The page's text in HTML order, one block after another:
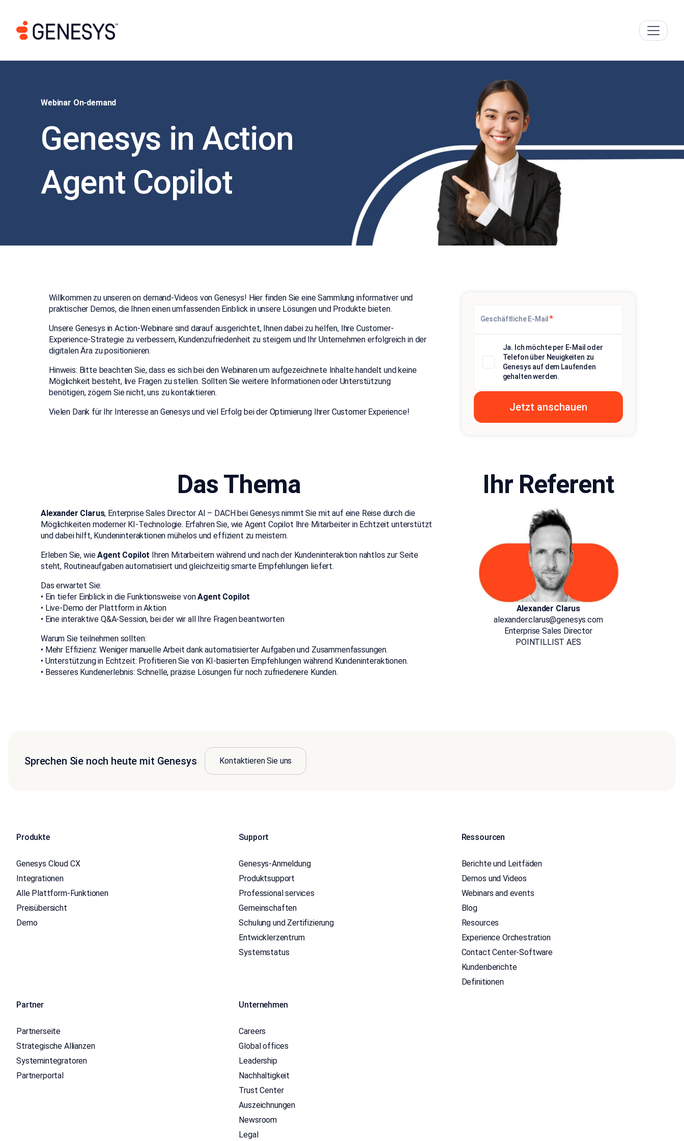
Webinar On-demand
Genesys in Action
Agent Copilot
Willkommen zu unseren on demand-Videos von Genesys! Hier finden Sie eine Sammlung informativer und
praktischer Demos, die Ihnen einen umfassenden Einblick in unsere Lösungen und Produkte bieten.
Unsere Genesys in Action-Webinare sind darauf ausgerichtet, Ihnen dabei zu helfen, Ihre Customer-
Experience-Strategie zu verbessern, Kundenzufriedenheit zu steigern und Ihr Unternehmen erfolgreich in der
digitalen Ära zu positionieren.
Hinweis: Bitte beachten Sie, dass es sich bei den Webinaren um aufgezeichnete Inhalte handelt und keine
Möglichkeit besteht, live Fragen zu stellen. Sollten Sie weitere Informationen oder Unterstützung
benötigen, zögern Sie nicht, uns zu kontaktieren.
Vielen Dank für Ihr Interesse an Genesys und viel Erfolg bei der Optimierung Ihrer Customer Experience!
Geschäftliche E-Mail *
Ja. Ich möchte per E-Mail oder
Telefon über Neuigkeiten zu
Genesys auf dem Laufenden
gehalten werden.
Das Thema
Alexander Clarus, Enterprise Sales Director AI – DACH bei Genesys nimmt Sie mit auf eine Reise durch die
Möglichkeiten moderner KI-Technologie. Erfahren Sie, wie Agent Copilot Ihre Mitarbeiter in Echtzeit unterstützt
und dabei hilft, Kundeninteraktionen mühelos und effizient zu meistern.
Erleben Sie, wieAgent Copilot Ihren Mitarbeitern während und nach der Kundeninteraktion nahtlos zur Seite
steht, Routineaufgaben automatisiert und gleichzeitig smarte Empfehlungen liefert.
Das erwartet Sie:
• Ein tiefer Einblick in die Funktionsweise vonAgent Copilot
• Live-Demo der Plattform in Aktion
• Eine interaktive Q&A-Session, bei der wir all Ihre Fragen beantworten
Warum Sie teilnehmen sollten:
• Mehr Effizienz: Weniger manuelle Arbeit dank automatisierter Aufgaben und Zusammenfassungen.
• Unterstützung in Echtzeit: Profitieren Sie von KI-basierten Empfehlungen während Kundeninteraktionen.
• Besseres Kundenerlebnis: Schnelle, präzise Lösungen für noch zufriedenere Kunden.
Ihr Referent
Alexander Clarus
alexander.clarus@genesys.com
Enterprise Sales Director
POINTILLIST AES
Sprechen Sie noch heute mit Genesys Kontaktieren Sie uns
Produkte
Genesys Cloud CX
Integrationen
Alle Plattform-Funktionen
Preisübersicht
Demo
Support
Genesys-Anmeldung
Produktsupport
Professional services
Gemeinschaften
Schulung und Zertifizierung
Entwicklerzentrum
Systemstatus
Ressourcen
Berichte und Leitfäden
Demos und Videos
Webinars and events
Blog
Resources
Experience Orchestration
Contact Center-Software
Kundenberichte
Definitionen
Partner
Partnerseite
Strategische Allianzen
Systemintegratoren
Partnerportal
Unternehmen
Careers
Global offices
Leadership
Nachhaltigkeit
Trust Center
Auszeichnungen
Newsroom
Legal